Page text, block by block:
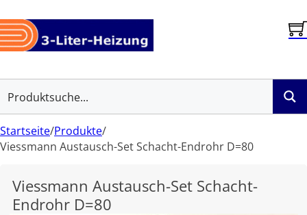
Startseite/Produkte/
Viessmann Austausch-Set Schacht-Endrohr D=80
Viessmann Austausch-Set Schacht-
Endrohr D=80